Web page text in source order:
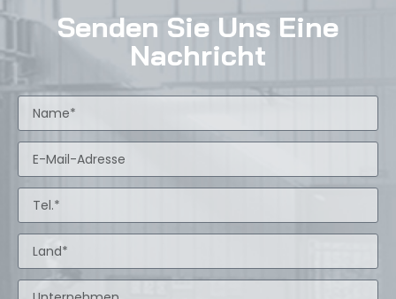
Senden Sie Uns Eine
Nachricht